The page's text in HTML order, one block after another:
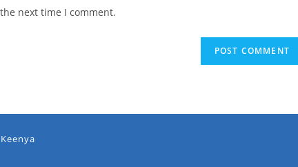
next time I comment.